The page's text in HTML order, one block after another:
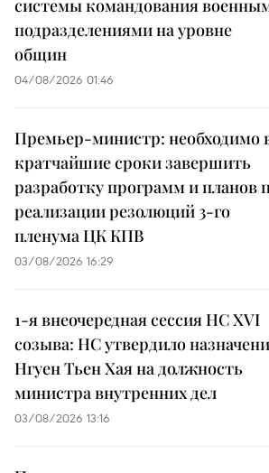
системы командования
подразделениями на уровне
общин
04/08/2026 01:46
Премьер-министр: необходимо
кратчайшие сроки завершить
разработку программ и планов
реализации резолюций 3-го
пленума ЦК КПВ
03/08/2026 16:29
1-я внеочередная сессия НС XVI
созыва: НС утвердило
Нгуен Тьен Хая на должность
министра внутренних дел
03/08/2026 13:16